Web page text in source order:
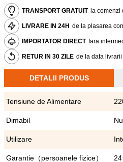
TRANSPORT GRATUIT la comenzi
LIVRARE IN 24H de la plasarea
IMPORTATOR DIRECT fara
RETUR IN 30 ZILE de la data
DETALII PRODUS
Tensiune de Alimentare
Dimabil Nu
Utilizare
Garantie（persoanele fizice）